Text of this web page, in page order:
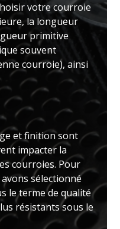
votre courroie
la longueur
primitive
souvent
courroie), ainsi
et finition sont
impacter la
courroies. Pour
sélectionné
le terme de qualité
résistants sous le